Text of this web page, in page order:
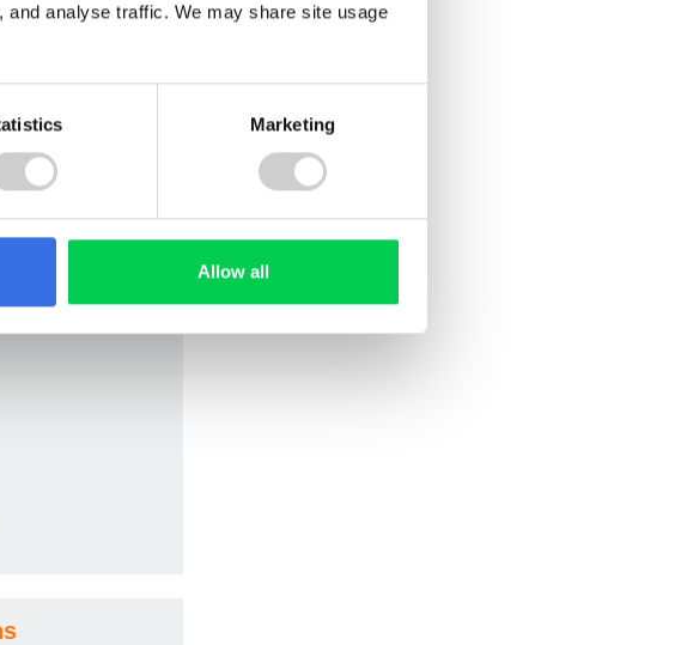
analyse traffic. We may share site usage
Marketing
Allow all